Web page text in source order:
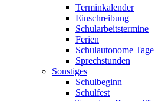
Terminkalender
Einschreibung
Schularbeitstermine
Ferien
Schulautonome Tage
Sprechstunden
Sonstiges
Schulbeginn
Schulfest